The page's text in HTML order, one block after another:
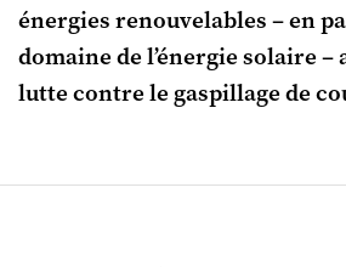
énergies renouvelables – en
domaine de l’énergie solaire –
lutte contre le gaspillage de